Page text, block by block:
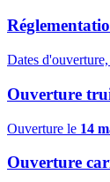
Dates
Ouverture
Ouverture le 14
Ouverture